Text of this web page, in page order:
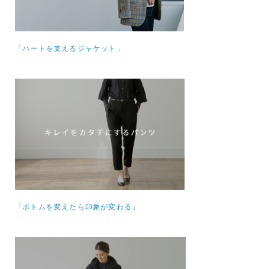
「ハートを支えるジャケット」
「ボトムを変えたら印象が変わる」